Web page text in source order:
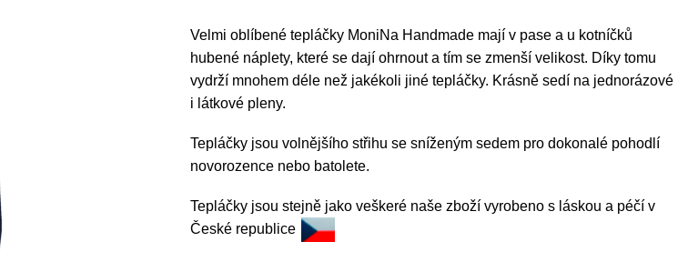
Velmi oblíbené tepláčky MoniNa Handmade mají v pase a u kotníčků
hubené náplety, které se dají ohrnout a tím se zmenší velikost. Díky tomu
vydrží mnohem déle než jakékoli jiné tepláčky. Krásně sedí na jednorázové
i látkové pleny.
Tepláčky jsou volnějšího střihu se sníženým sedem pro dokonalé pohodlí
novorozence nebo batolete.
Tepláčky jsou stejně jako veškeré naše zboží vyrobeno s láskou a péčí v
České republice